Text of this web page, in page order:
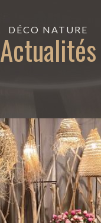
DÉCO NATURE
Actualités